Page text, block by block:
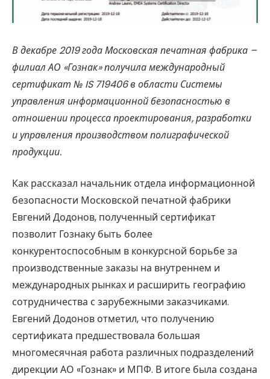
В декабре 2019 года Московская печатная фабрика –
филиал АО «Гознак» получила международный
сертификат № IS 719406 в области Системы
управления информационной безопасностью в
отношении процесса проектирования, разработки
и управления производством полиграфической
продукции.
Как рассказал начальник отдела информационной
безопасности Московской печатной фабрики
Евгений Додонов, полученный сертификат
позволит Гознаку быть более
конкурентоспособным в конкурсной борьбе за
производственные заказы на внутреннем и
международных рынках и расширить географию
сотрудничества с зарубежными заказчиками.
Евгений Додонов отметил, что получению
сертификата предшествовала большая
многомесячная работа различных подразделений
дирекции АО «Гознак» и МПФ. В итоге была создана